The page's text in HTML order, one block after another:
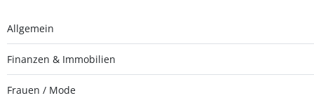
Allgemein
Finanzen & Immobilien
Frauen / Mode